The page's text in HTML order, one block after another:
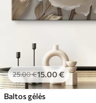
25.00€15.00 €
Baltos gėlės